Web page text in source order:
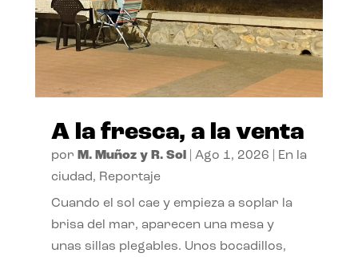
A la fresca, a la venta
por M. Muñoz y R. Sol| Ago 1, 2026
En la
ciudad, Reportaje
Cuando el sol cae y empieza a soplar la
brisa del mar, aparecen una mesa y
unas sillas plegables. Unos bocadillos,